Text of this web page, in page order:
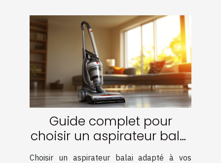
Guide complet pour
choisir un aspirateur balai
adapté à vos besoins
Choisir un aspirateur balai adapté à vos